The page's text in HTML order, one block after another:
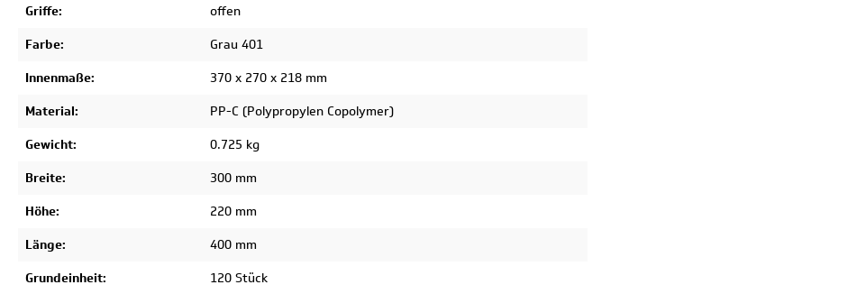
Griffe:
offen
Farbe:
Grau 401
Innenmaße:
370 x 270 x 218 mm
Material:
PP-C (Polypropylen Copolymer)
Gewicht:
0.725 kg
Breite:
300 mm
Höhe:
220 mm
Länge:
400 mm
Grundeinheit:
120 Stück